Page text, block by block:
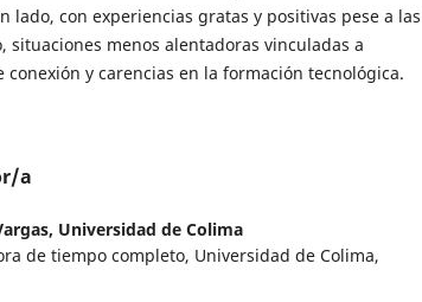
lado, con experiencias gratas y positivas pese a las
situaciones menos alentadoras vinculadas a
conexión y carencias en la formación tecnológica.
a
Universidad de Colima
de tiempo completo, Universidad de Colima,